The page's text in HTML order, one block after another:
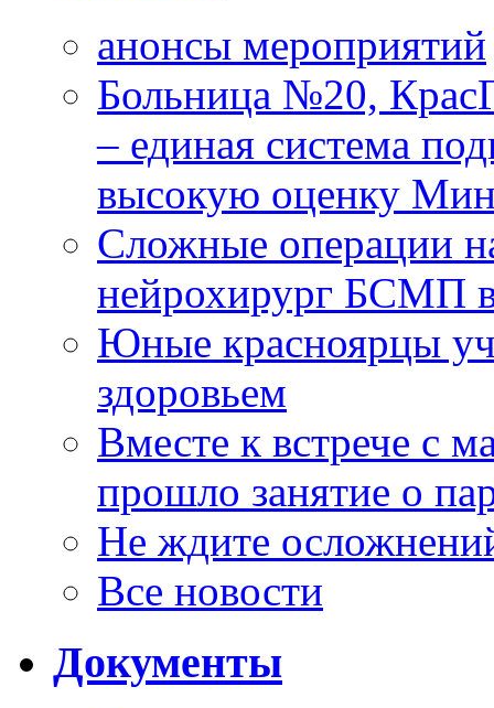
анонсы мероприятий
Больница №20,
– единая система
высокую оценку
Сложные операции
нейрохирург БСМП
Юные красноярцы
здоровьем
Вместе к встрече с
прошло занятие о
Не ждите
Все новости
Документы